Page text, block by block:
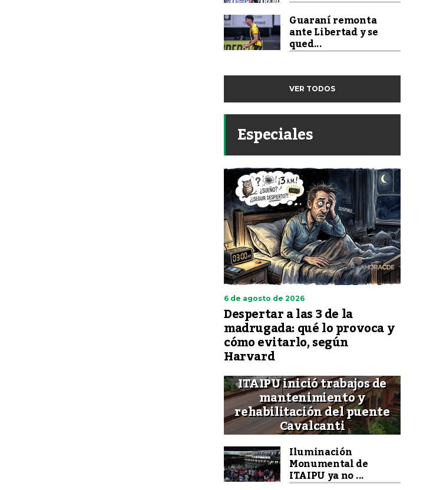
Guaraní remonta
ante Libertad y se
qued...
VER TODOS
Especiales
6 de agosto de 2026
Despertar a las 3 de la
madrugada: qué lo provoca y
cómo evitarlo, según
Harvard
ITAIPU inició trabajos de
mantenimiento y
rehabilitación del puente
Cavalcanti
Iluminación
Monumental de
ITAIPU ya no ...